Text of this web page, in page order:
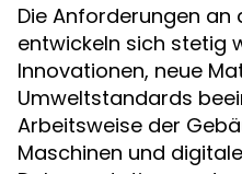
Die Anforderungen an
entwickeln sich stetig
Innovationen, neue
Umweltstandards
Arbeitsweise der
Maschinen und digitale